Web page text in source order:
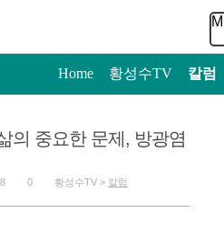
Home 황성수TV 칼럼
의 중요한 문제, 방광염
0 황성수TV > 칼럼